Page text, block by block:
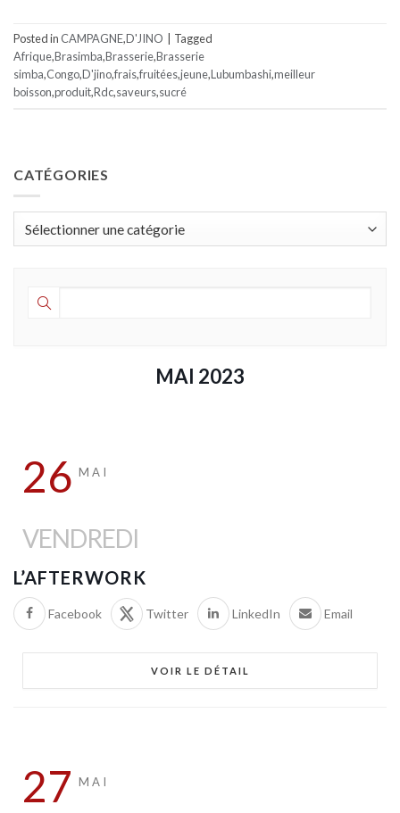
Posted in CAMPAGNE,D'JINO
Tagged
Afrique,Brasimba,Brasserie,Brasserie
simba,Congo,D'jino,frais,fruitées,jeune,Lubumbashi,meilleur
boisson,produit,Rdc,saveurs,sucré
CATÉGORIES
MAI 2023
26 MAI
VENDREDI
L’AFTERWORK
Facebook Twitter LinkedIn Email
VOIR LE DÉTAIL
27 MAI